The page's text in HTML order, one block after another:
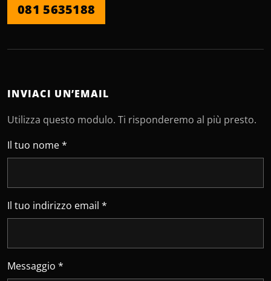
081 5635188
INVIACI UN’EMAIL
Utilizza questo modulo. Ti risponderemo al più presto.
Il tuo nome *
Il tuo indirizzo email *
Messaggio *